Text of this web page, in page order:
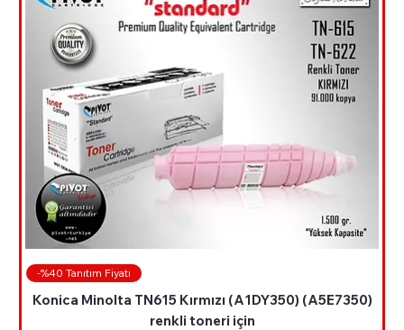
-%40 Tanıtım Fiyatı
Konica Minolta TN615 Kırmızı (A1DY350) (A5E7350)
renkli toneri için